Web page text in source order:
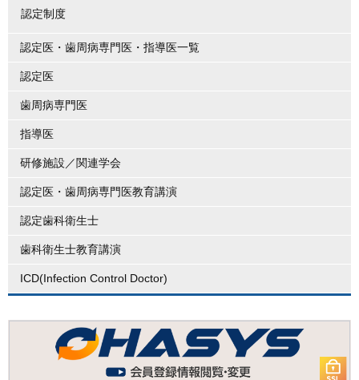
認定制度
認定医・歯周病専門医・指導医一覧
認定医
歯周病専門医
指導医
研修施設／関連学会
認定医・歯周病専門医教育講演
認定歯科衛生士
歯科衛生士教育講演
ICD(Infection Control Doctor)